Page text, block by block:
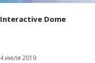
Interactive Dome
4 июля 2019